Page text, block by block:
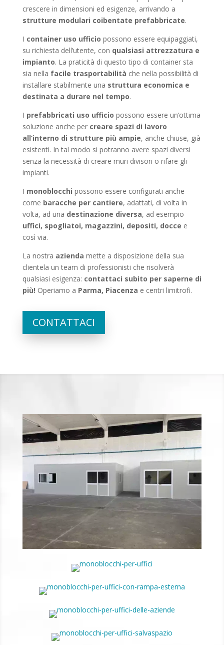
crescere in dimensioni ed esigenze, arrivando a
strutture modulari coibentate prefabbricate.
I container uso ufficio possono essere equipaggiati,
su richiesta dell’utente, con qualsiasi attrezzatura e
impianto. La praticità di questo tipo di container sta
sia nella facile trasportabilità che nella possibilità di
installare stabilmente una struttura economica e
destinata a durare nel tempo.
I prefabbricati uso ufficio possono essere un’ottima
soluzione anche per creare spazi di lavoro
all’interno di strutture più ampie, anche chiuse, già
esistenti. In tal modo si potranno avere spazi diversi
senza la necessità di creare muri divisori o rifare gli
impianti.
I monoblocchi possono essere configurati anche
come baracche per cantiere, adattati, di volta in
volta, ad una destinazione diversa, ad esempio
uffici, spogliatoi, magazzini, depositi, docce e
così via.
La nostra azienda mette a disposizione della sua
clientela un team di professionisti che risolverà
qualsiasi esigenza: contattaci subito per saperne di
più! Operiamo a Parma, Piacenza e centri limitrofi.
CONTATTACI